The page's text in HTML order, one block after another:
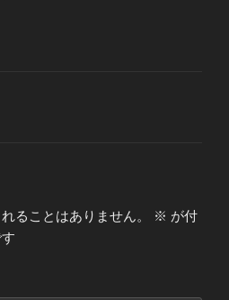
ることはありません。 ※ が付